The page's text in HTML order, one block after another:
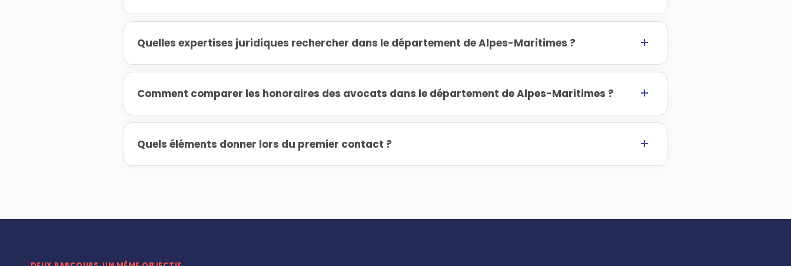
Quelles expertises juridiques rechercher dans le département de Alpes-Maritimes ?
Comment comparer les honoraires des avocats dans le département de Alpes-Maritimes ?
Quels éléments donner lors du premier contact ?